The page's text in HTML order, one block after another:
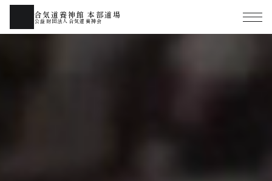
合気道養神館 本部道場
公益財団法人合気道養神会